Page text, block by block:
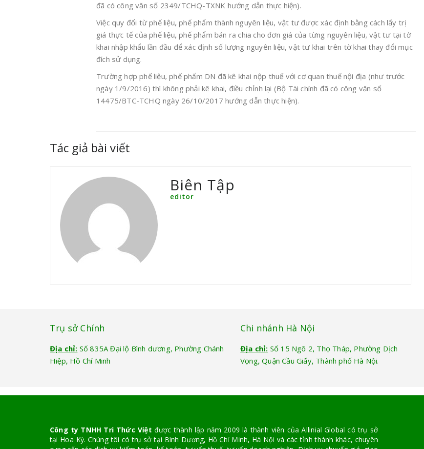
đã có công văn số 2349/TCHQ-TXNK hướng dẫn thực hiện).
Việc quy đổi từ phế liệu, phế phẩm thành nguyên liệu, vật tư được xác định bằng cách lấy trị
giá thực tế của phế liệu, phế phẩm bán ra chia cho đơn giá của từng nguyên liệu, vật tư tại tờ
khai nhập khẩu lần đầu để xác định số lượng nguyên liệu, vật tư khai trên tờ khai thay đổi mục
đích sử dụng.
Trường hợp phế liệu, phế phẩm DN đã kê khai nộp thuế với cơ quan thuế nội địa (như trước
ngày 1/9/2016) thì không phải kê khai, điều chỉnh lại (Bộ Tài chính đã có công văn số
14475/BTC-TCHQ ngày 26/10/2017 hướng dẫn thực hiện).
Tác giả bài viết
Biên Tập
editor
Trụ sở Chính
Địa chỉ: Số 835A Đại lộ Bình dương, Phường Chánh
Hiệp, Hồ Chí Minh
Chi nhánh Hà Nội
Địa chỉ: Số 15 Ngõ 2, Thọ Tháp, Phường Dịch
Vọng, Quận Cầu Giấy, Thành phố Hà Nội.
Công ty TNHH Tri Thức Việt được thành lập năm 2009 là thành viên của Allinial Global có trụ sở
tại Hoa Kỳ. Chúng tôi có trụ sở tại Bình Dương, Hồ Chí Minh, Hà Nội và các tỉnh thành khác, chuyên